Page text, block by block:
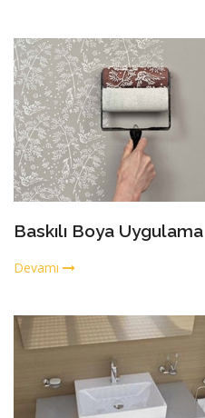
Baskılı Boya Uygulama
Devamı